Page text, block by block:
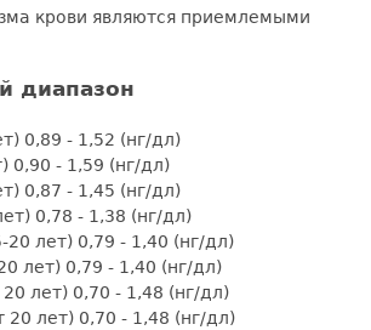
крови являются приемлемыми
диапазон
0,89 - 1,52 (нг/дл)
0,90 - 1,59 (нг/дл)
0,87 - 1,45 (нг/дл)
0,78 - 1,38 (нг/дл)
20 лет) 0,79 - 1,40 (нг/дл)
лет) 0,79 - 1,40 (нг/дл)
лет) 0,70 - 1,48 (нг/дл)
лет) 0,70 - 1,48 (нг/дл)